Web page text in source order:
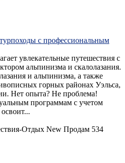
с профессиональным
увлекательные путешествия с
альпинизма и скалолазания.
и альпинизма, а также
горных районах Уэльса,
Нет опыта? Не проблема!
программам с учетом
Отдых New Продам 534